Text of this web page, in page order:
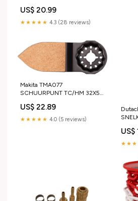
US$ 20.99
★★★★★ 4.3 (28 reviews)
Makita TMA077
SCHUURPUNT TC/HM 32X50
US$ 22.89
★★★★★ 4.0 (5 reviews)
US$